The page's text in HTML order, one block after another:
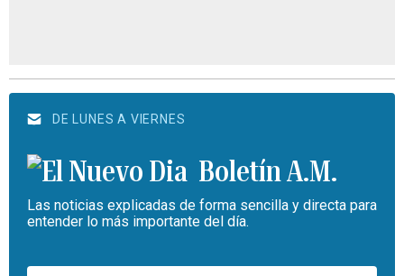
DE LUNES A VIERNES
Boletín A.M.
Las noticias explicadas de forma sencilla y directa para
entender lo más importante del día.